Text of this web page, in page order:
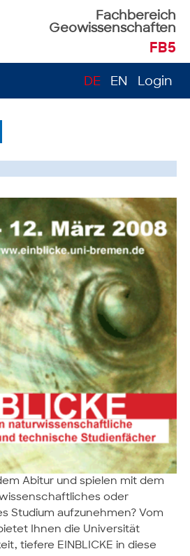
Fachbereich
Geowissenschaften
FB5
DE EN Login
Abitur und spielen mit dem
oder
Studium aufzunehmen? Vom
Ihnen die Universität
tiefere EINBLICKE in diese